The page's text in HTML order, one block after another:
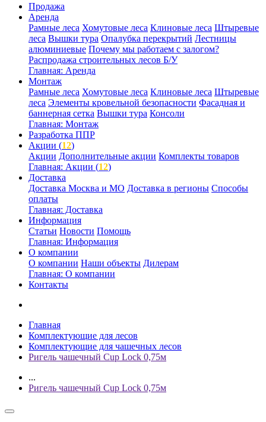
Продажа
Аренда
Рамные леса Хомутовые леса Клиновые леса Штыревые
леса Вышки тура Опалубка перекрытий Лестницы
алюминиевые Почему мы работаем с залогом?
Распродажа строительных лесов Б/У
Главная: Аренда
Монтаж
Рамные леса Хомутовые леса Клиновые леса Штыревые
леса Элементы кровельной безопасности Фасадная и
баннерная сетка Вышки тура Консоли
Главная: Монтаж
Разработка ППР
Акции (12)
Акции Дополнительные акции Комплекты товаров
Главная: Акции (12)
Доставка
Доставка Москва и МО Доставка в регионы Способы
оплаты
Главная: Доставка
Информация
Статьи Новости Помощь
Главная: Информация
О компании
О компании Наши объекты Дилерам
Главная: О компании
Контакты
Главная
Комплектующие для лесов
Комплектующие для чашечных лесов
Ригель чашечный Cup Lock 0,75м
...
Ригель чашечный Cup Lock 0,75м